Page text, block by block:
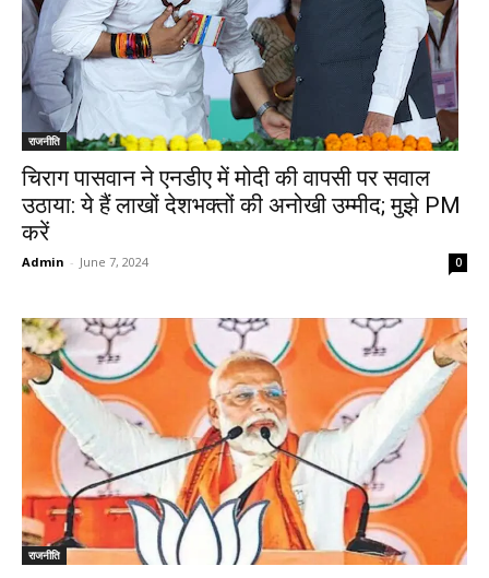
राजनीति
चिराग पासवान ने एनडीए में मोदी की वापसी पर सवाल
उठाया: ये हैं लाखों देशभक्तों की अनोखी उम्मीद; मुझे PM
करें
Admin - June 7, 2024 0
राजनीति